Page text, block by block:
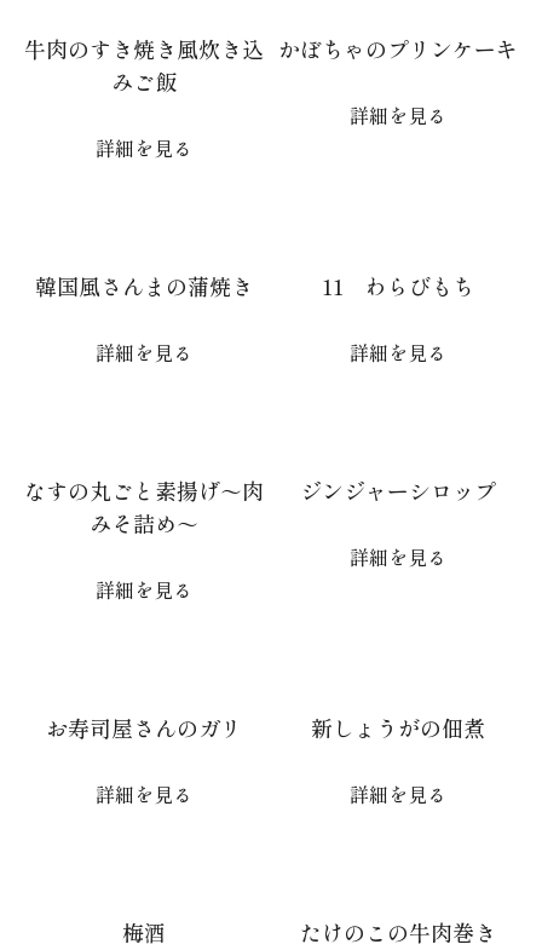
牛肉のすき焼き風炊き込
みご飯
詳細を見る
かぼちゃのプリンケーキ
詳細を見る
韓国風さんまの蒲焼き
詳細を見る
11 わらびもち
詳細を見る
なすの丸ごと素揚げ～肉
みそ詰め～
詳細を見る
ジンジャーシロップ
詳細を見る
お寿司屋さんのガリ
詳細を見る
新しょうがの佃煮
詳細を見る
梅酒 たけのこの牛肉巻き